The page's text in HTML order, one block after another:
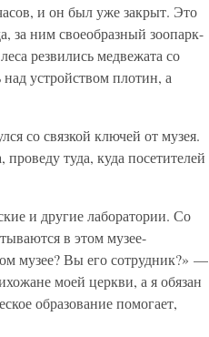
и он был уже закрыт. Это
за ним своеобразный зоопарк-
резвились медвежата со
устройством плотин, а
со связкой ключей от музея.
туда, куда посетителей
и другие лаборатории. Со
в этом музее-
музее? Вы его сотрудник?» —
моей церкви, а я обязан
образование помогает,